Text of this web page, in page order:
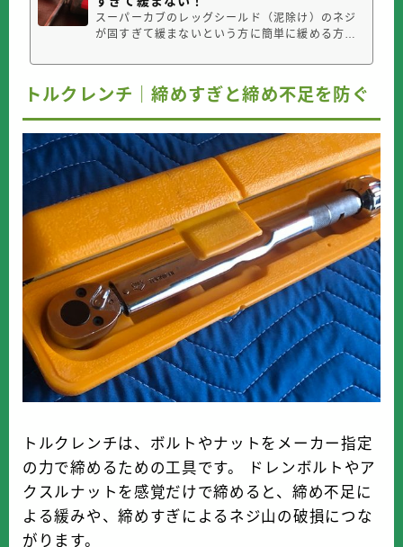
スーパーカブのレッグシールド（泥除け）のネジ
が固すぎて緩まないという方に簡単に緩める方法
シールドの一番下のネジが緩まない方ネジが完全
に舐めてしまった方工具を使った緩め方を知りた
い方以上の方向けの内容となっております。スー
パーカブのレッグシールドのネジは...
トルクレンチ｜締めすぎと締め不足を防ぐ
トルクレンチは、ボルトやナットをメーカー指定
の力で締めるための工具です。 ドレンボルトやア
クスルナットを感覚だけで締めると、締め不足に
よる緩みや、締めすぎによるネジ山の破損につな
がります。